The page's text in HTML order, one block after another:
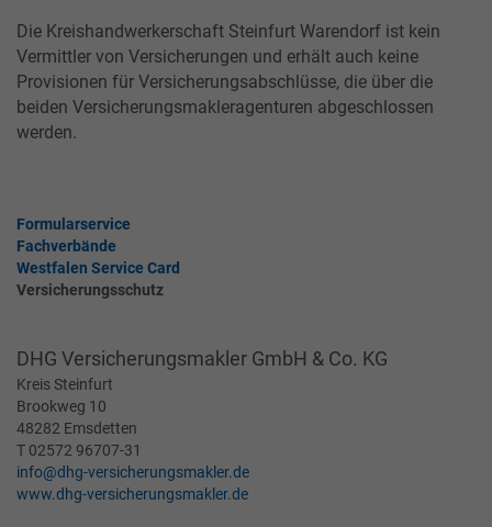
Die Kreishandwerkerschaft Steinfurt Warendorf ist kein
Vermittler von Versicherungen und erhält auch keine
Provisionen für Versicherungsabschlüsse, die über die
beiden Versicherungsmakleragenturen abgeschlossen
werden.
Formularservice
Fachverbände
Westfalen Service Card
Versicherungsschutz
DHG Versicherungsmakler GmbH & Co. KG
Kreis Steinfurt
Brookweg 10
48282 Emsdetten
T 02572 96707-31
info@dhg-versicherungsmakler.de
www.dhg-versicherungsmakler.de